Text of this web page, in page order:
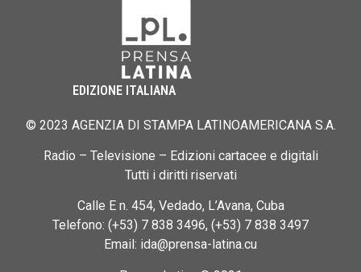
EDIZIONE ITALIANA
© 2023 AGENZIA DI STAMPA LATINOAMERICANA S.A.
Radio – Televisione – Edizioni cartacee e digitali
Tutti i diritti riservati
Calle E n. 454, Vedado, L’Avana, Cuba
Telefono: (+53) 7 838 3496, (+53) 7 838 3497
Email: ida@prensa-latina.cu